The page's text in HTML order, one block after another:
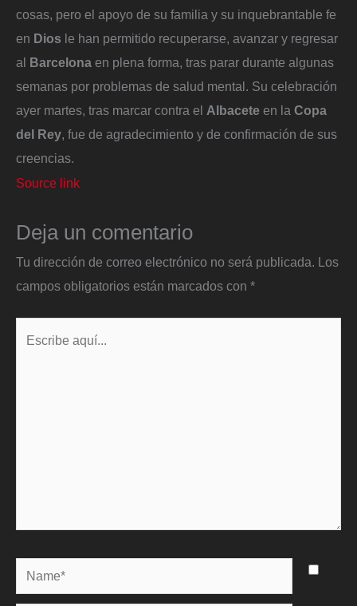
cosas, pero el apoyo de su familia y su inquebrantable fe
en Dios le han permitido recuperarse, avanzar y regresar
al Barcelona en plena forma, tras parar durante algunas
semanas por problemas de salud mental. Su celebración
ayer martes, tras marcar contra el Albacete en la Copa
del Rey, fue de agradecimiento y de confirmación de sus
creencias.
Source link
Deja un comentario
Tu dirección de correo electrónico no será publicada. Los
campos obligatorios están marcados con *
Name*